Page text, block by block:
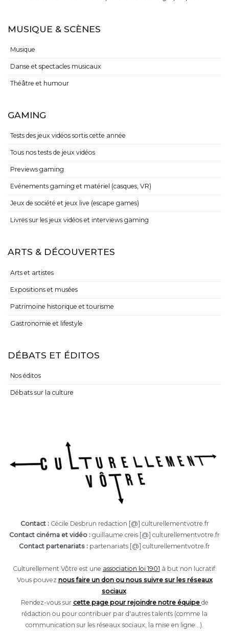
MUSIQUE & SCÈNES
Musique
Danse et spectacles musicaux
Théâtre et humour
GAMING
Tests des jeux vidéos sortis cette année
Tous nos tests de jeux vidéos
Previews gaming
Evénements gaming et matériel (casques, VR)
Jeux de société et jeux live (escape games)
Livres sur les jeux vidéos et interviews gaming
ARTS & DÉCOUVERTES
Arts et artistes
Expositions et musées
Patrimoine historique et tourisme
Gastronomie et lifestyle
DÉBATS ET ÉDITOS
Nos éditos
Débats sur la culture
Contact :Cécile Desbrun redaction [@] culturellementvotre.fr
Contact cinéma et vidéo : guillaume.creis [@] culturellementvotre.fr
Contact partenariats : partenariats [@] culturellementvotre.fr
Culturellement Vôtre est une association loi 1901 à but non lucratif.
Vous pouvez nous faire un don ou nous suivre sur les réseaux
sociaux.
Rendez-vous sur cette page pour rejoindre notre équipe de
rédaction ou pour contribuer par d'autres talents (comme la
communication sur les réseaux sociaux, la mise en ligne...).